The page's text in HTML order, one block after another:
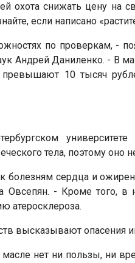
охота снижать цену на
если написано
по проверкам, -
Андрей Даниленко. - В
10 тысяч
университете
тела, поэтому оно
сердца и
Овсепян. - Кроме того,
атеросклероза.
высказывают опасения
нет ни пользы, ни